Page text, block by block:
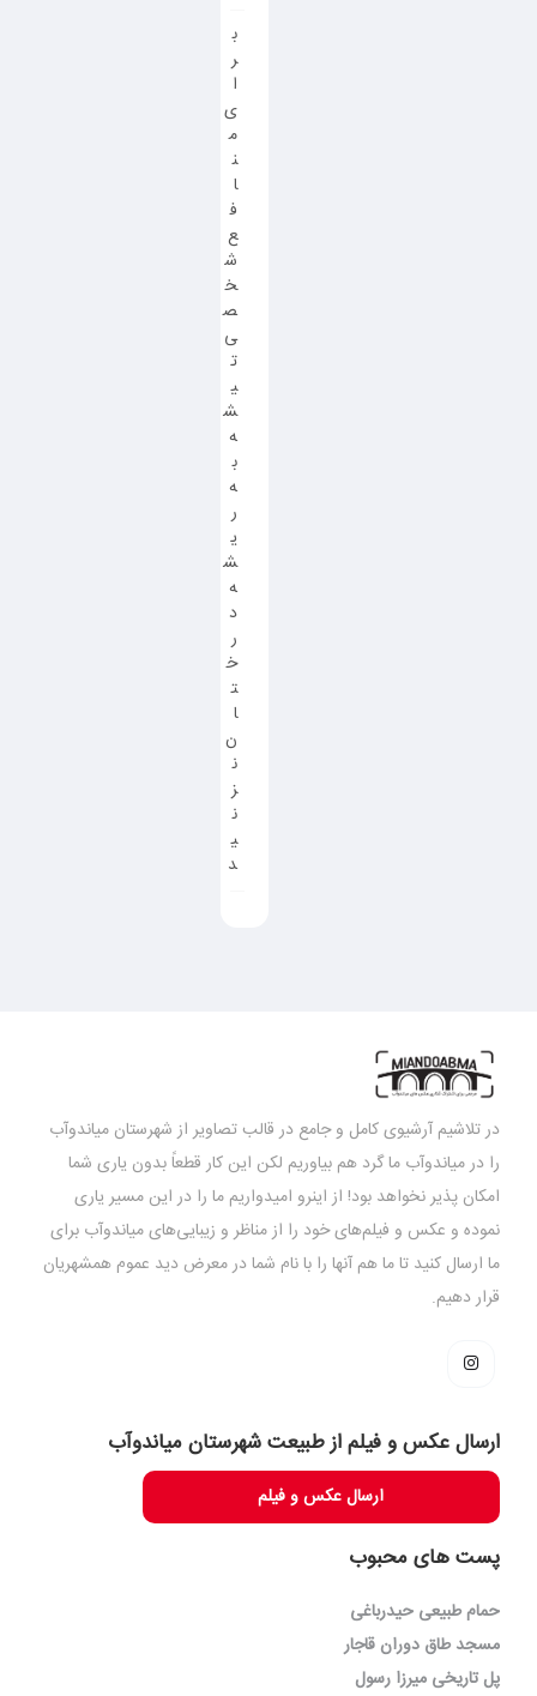
ب
ر
ا
ی
م
ن
ا
ف
ع
ش
خ
ص
ی
ت
ی
ش
ه
ب
ه
ر
ی
ش
ه
د
ر
خ
ت
ا
ن
ن
ز
ن
ی
د
در تلاشیم آرشیوی کامل و جامع در قالب تصاویر از شهرستان میاندوآب
را در میاندوآب ما گرد هم بیاوریم لکن این کار قطعاً بدون یاری شما
امکان پذیر نخواهد بود! از اینرو امیدواریم ما را در این مسیر یاری
نموده و عکس و فیلم‌های خود را از مناظر و زیبایی‌های میاندوآب برای
ما ارسال کنید تا ما هم آنها را با نام شما در معرض دید عموم همشهریان
قرار دهیم.
ارسال عکس و فیلم از طبیعت شهرستان میاندوآب
ارسال عکس و فیلم
پست های محبوب
حمام طبیعی حیدرباغی
مسجد طاق دوران قاجار
پل تاریخی میرزا رسول